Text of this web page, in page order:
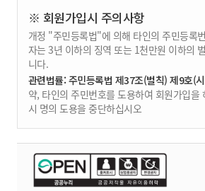
※ 회원가입시 주의사항
개정 "주민등록법"에 의해 타인의 주민등록
자는 3년 이하의 징역 또는 1천만원 이하의
니다.
관련법률: 주민등록법 제37조(벌칙) 제9호(
약, 타인의 주민번호를 도용하여 회원가입을
시 명의 도용을 중단하십시오